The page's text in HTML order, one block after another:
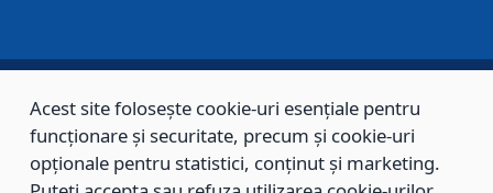
Copyright © 2002 - 2026 - PRIMĂRIA MUNICIPIULUI BRAȘOV, toate drepturile
rezervate.
Acest site folosește cookie-uri esențiale pentru
funcționare și securitate, precum și cookie-uri
opționale pentru statistici, conținut și marketing.